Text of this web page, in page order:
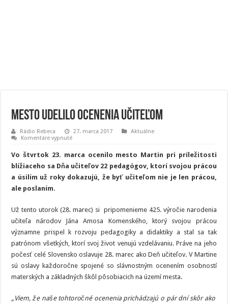
Mesto udelilo ocenenia učiteľom
Rádio Rebeca 27. marca 2017
Aktuálne
Komentáre vypnuténa
ocenenia
učiteľom
Vo štvrtok 23. marca ocenilo mesto Martin pri príležitosti
blížiaceho sa Dňa učiteľov 22 pedagógov, ktorí svojou prácou
a úsilím už roky dokazujú, že byť učiteľom nie je len prácou,
ale poslaním.
Už tento utorok (28. marec) si pripomenieme 425. výročie narodenia
učiteľa národov Jána Amosa Komenského, ktorý svojou prácou
významne prispel k rozvoju pedagogiky a didaktiky a stal sa tak
patrónom všetkých, ktorí svoj život venujú vzdelávaniu. Práve na jeho
počesť celé Slovensko oslavuje 28. marec ako Deň učiteľov. V Martine
sú oslavy každoročne spojené so slávnostným ocenením osobností
materských a základných škôl pôsobiacich na území mesta.
„Viem, že naše tohtoročné ocenenia prichádzajú o pár dní skôr ako